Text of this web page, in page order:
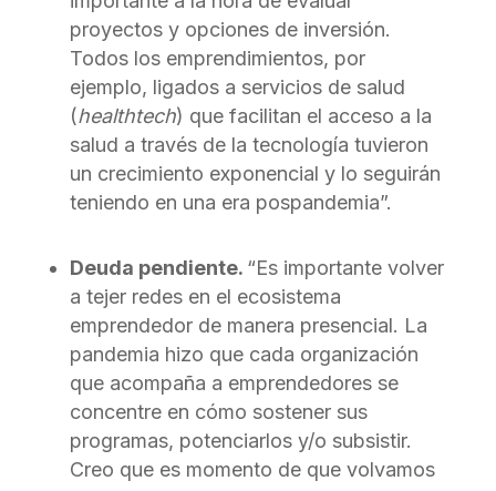
proyectos y opciones de inversión.
Todos los emprendimientos, por
ejemplo, ligados a servicios de salud
(healthtech) que facilitan el acceso a la
salud a través de la tecnología tuvieron
un crecimiento exponencial y lo seguirán
teniendo en una era pospandemia”.
Deuda pendiente. “Es importante volver
a tejer redes en el ecosistema
emprendedor de manera presencial. La
pandemia hizo que cada organización
que acompaña a emprendedores se
concentre en cómo sostener sus
programas, potenciarlos y/o subsistir.
Creo que es momento de que volvamos